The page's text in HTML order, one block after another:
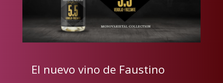
El nuevo vino de Faustino